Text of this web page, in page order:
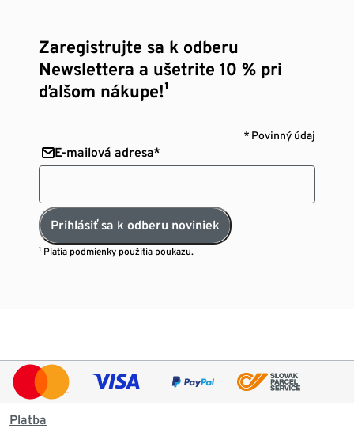
Zaregistrujte sa k odberu
Newslettera a ušetrite 10 % pri
ďalšom nákupe!¹
* Povinný údaj
E-mailová adresa*
Prihlásiť sa k odberu noviniek
¹ Platia podmienky použitia poukazu.
Platba